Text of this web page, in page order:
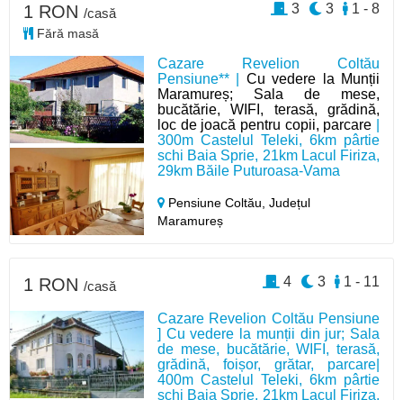
Cazare Revelion Coltău
Pensiune** | Cu vedere la Munții
Maramureș; Sala de mese,
bucătărie, WIFI, terasă, grădină,
loc de joacă pentru copii, parcare
300m Castelul Teleki, 6km pârtie
schi Baia Sprie, 21km Lacul Firiza,
29km Băile Puturoasa-Vama
Pensiune Coltău,Județul
Maramureș
1 RON /casă
Fără masă
1 - 8
3
3
Cazare Revelion Coltău Pensiune
] Cu vedere la munții din jur; Sala
de mese, bucătărie, WIFI, terasă,
grădină, foișor, grătar, parcare|
400m Castelul Teleki, 6km pârtie
schi Baia Sprie, 21km Lacul Firiza,
1 RON /casă 1 - 11
3
4